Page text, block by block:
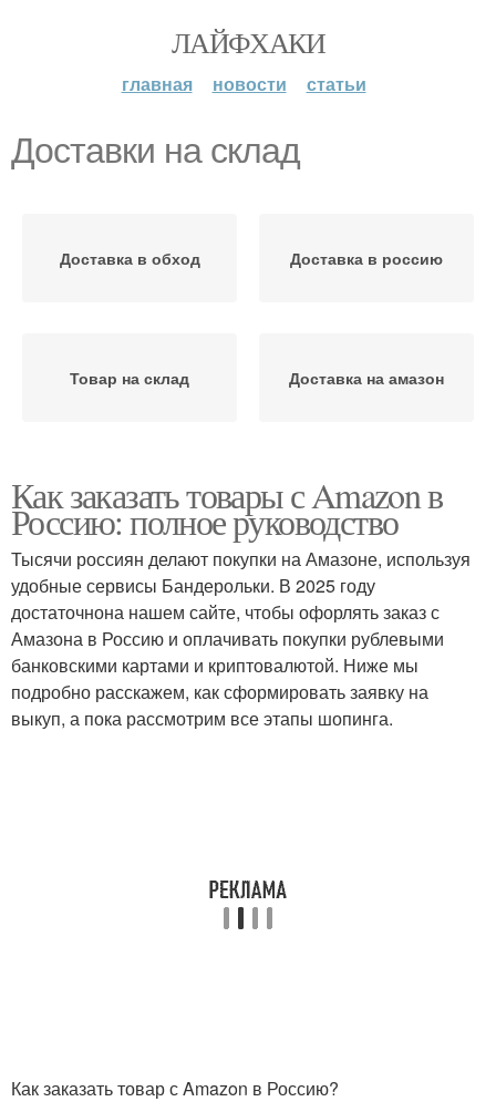
ЛАЙФХАКИ
главная новости статьи
Доставки на склад
Доставка в обход Доставка в россию
Товар на склад Доставка на амазон
Как заказать товары с Amazon в
Россию: полное руководство
Тысячи россиян делают покупки на Амазоне, используя
удобные сервисы Бандерольки. В 2025 году
достаточнона нашем сайте, чтобы офорлять заказ с
Амазона в Россию и оплачивать покупки рублевыми
банковскими картами и криптовалютой. Ниже мы
подробно расскажем, как сформировать заявку на
выкуп, а пока рассмотрим все этапы шопинга.
Как заказать товар с Amazon в Россию?